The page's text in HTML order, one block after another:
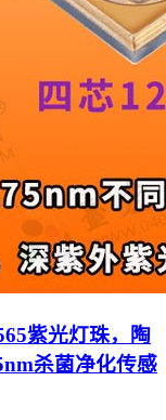
紫光灯珠，陶
杀菌净化传感